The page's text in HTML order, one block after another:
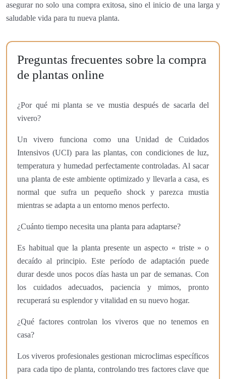
asegurar no solo una compra exitosa, sino el inicio de una larga y
saludable vida para tu nueva planta.
Preguntas frecuentes sobre la compra
de plantas online
¿Por qué mi planta se ve mustia después de sacarla del
vivero?
Un vivero funciona como una Unidad de Cuidados
Intensivos (UCI) para las plantas, con condiciones de luz,
temperatura y humedad perfectamente controladas. Al sacar
una planta de este ambiente optimizado y llevarla a casa, es
normal que sufra un pequeño shock y parezca mustia
mientras se adapta a un entorno menos perfecto.
¿Cuánto tiempo necesita una planta para adaptarse?
Es habitual que la planta presente un aspecto « triste » o
decaído al principio. Este período de adaptación puede
durar desde unos pocos días hasta un par de semanas. Con
los cuidados adecuados, paciencia y mimos, pronto
recuperará su esplendor y vitalidad en su nuevo hogar.
¿Qué factores controlan los viveros que no tenemos en
casa?
Los viveros profesionales gestionan microclimas específicos
para cada tipo de planta, controlando tres factores clave que